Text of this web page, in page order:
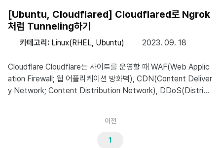
데이터를 삽입, 수정, 삭제할 수 있다. ※ 본 게시글은 Ubuntu 22.0
4 LTS 버전을 기준으로 작성되었습니다. ※ 본 게시글은 2025-05
-01에 Ubuntu 25.04 버전을 기준으로 수정되었습니다. 1. php 설
치 및 연동하기 https://syudal.kr/post/Ubuntu-Nginx-PHP-연
MS의 경우 프로젝트의 요구 사항 및 선호도, 라이선스
[Ubuntu, Cloudflared] Cloudflared로 Ngrok
처럼 Tunneling하기
카테고리: Linux(RHEL, Ubuntu) 2023. 09. 18
Cloudflare Cloudflare는 사이트를 운영할 때 WAF(Web Applic
ation Firewall; 웹 어플리케이션 방화벽), CDN(Content Deliver
y Network; Content Distribution Network), DDoS(Distribu
ess, 구 Cloudflare Argo Tunnel)를 통해 Ngrok처럼 포트포워딩
이전
1